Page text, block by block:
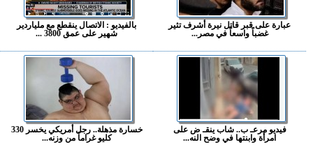
عبارة على قبر قاتل نيرة أشرف تثير
غضباً واسعاً في مصر...
بالفيديو : الاتصال ينقطع مع ملياردير
شهير على عمق 3800 ...
فيديو مرعـ ب.. شاب ينقـ ض على
امرأة وابنتها في وضح النه...
خسارة مذهلة.. رجل أمريكي يخسر 330
كليو غراماً من وزنه...